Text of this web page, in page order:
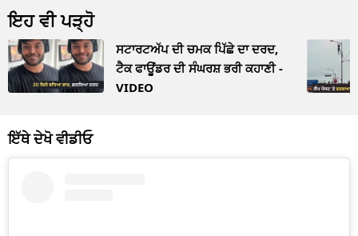
ਇਹ ਵੀ ਪੜ੍ਹੋ
ਸਟਾਰਟਅੱਪ ਦੀ ਚਮਕ ਪਿੱਛੇ ਦਾ ਦਰਦ,
ਟੈਕ ਫਾਊਂਡਰ ਦੀ ਸੰਘਰਸ਼ ਭਰੀ ਕਹਾਣੀ -
VIDEO
ਇੱਥੇ ਦੇਖੋ ਵੀਡੀਓ